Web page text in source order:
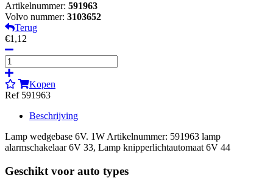
Artikelnummer: 591963
Volvo nummer: 3103652
Terug
€1,12
Kopen
Ref 591963
Beschrijving
Lamp wedgebase 6V. 1W Artikelnummer: 591963 lamp
alarmschakelaar 6V 33, Lamp knipperlichtautomaat 6V 44
Geschikt voor auto types